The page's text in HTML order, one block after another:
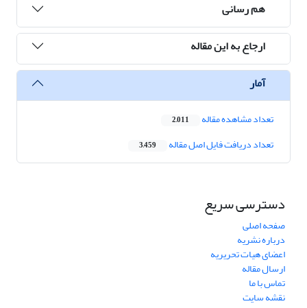
هم رسانی
ارجاع به این مقاله
آمار
تعداد مشاهده مقاله 2,011
تعداد دریافت فایل اصل مقاله 3,459
دسترسی سریع
صفحه اصلی
درباره نشریه
اعضای هیات تحریریه
ارسال مقاله
تماس با ما
نقشه سایت